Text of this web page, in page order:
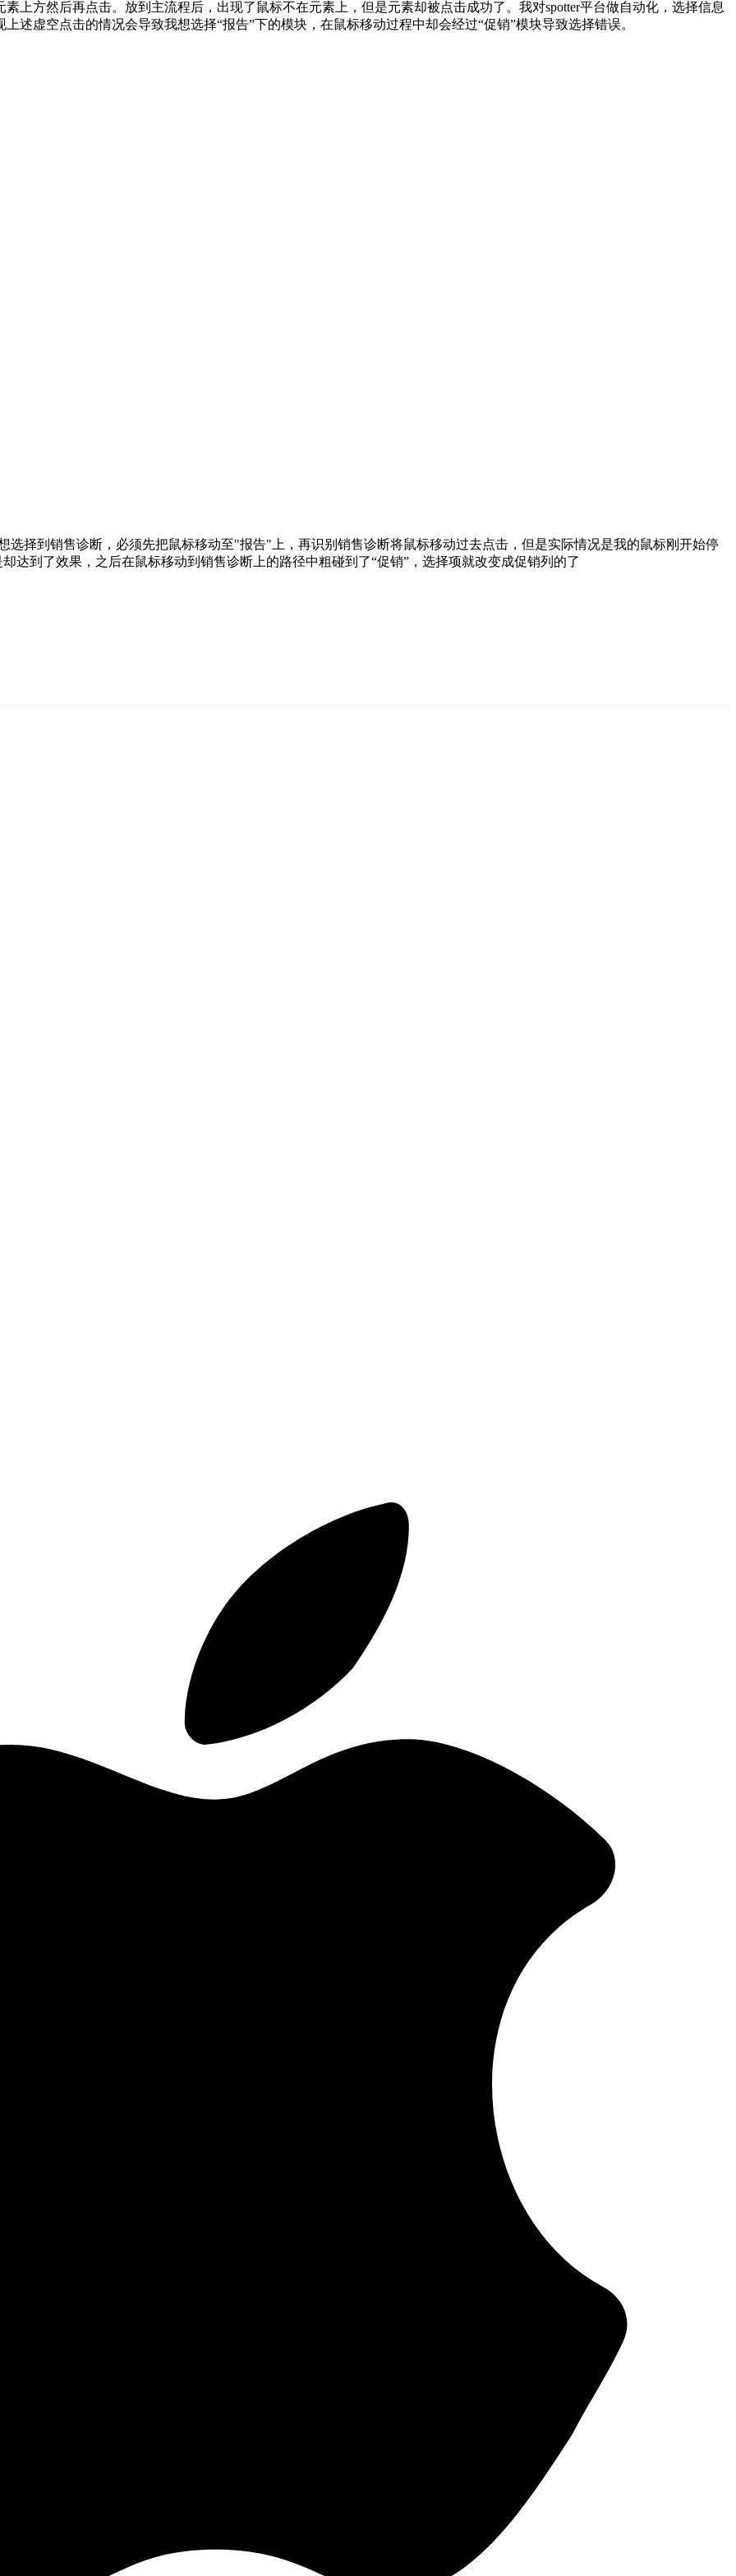
上方然后再点击。放到主流程后，出现了鼠标不在元素上，但是元素却被点击成功了。我对spotter平台做自动化，选择信息
述虚空点击的情况会导致我想选择“报告”下的模块，在鼠标移动过程中却会经过“促销”模块导致选择错误。
选择到销售诊断，必须先把鼠标移动至"报告"上，再识别销售诊断将鼠标移动过去点击，但是实际情况是我的鼠标刚开始停
达到了效果，之后在鼠标移动到销售诊断上的路径中粗碰到了“促销”，选择项就改变成促销列的了